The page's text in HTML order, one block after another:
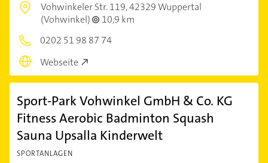
Vohwinkeler Str. 119,42329 Wuppertal
(Vohwinkel)
10,9 km
0202 51 98 87 74
Webseite
Sport-Park Vohwinkel GmbH & Co. KG
Fitness Aerobic Badminton Squash
Sauna Upsalla Kinderwelt
SPORTANLAGEN